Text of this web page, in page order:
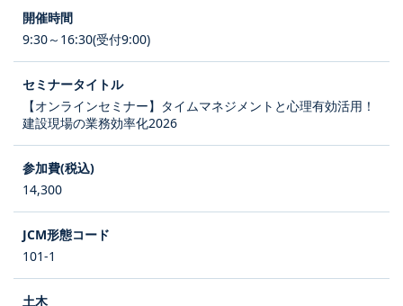
9:30～16:30(受付9:00)
【オンラインセミナー】タイムマネジメントと心理有効活用！
建設現場の業務効率化2026
14,300
101-1